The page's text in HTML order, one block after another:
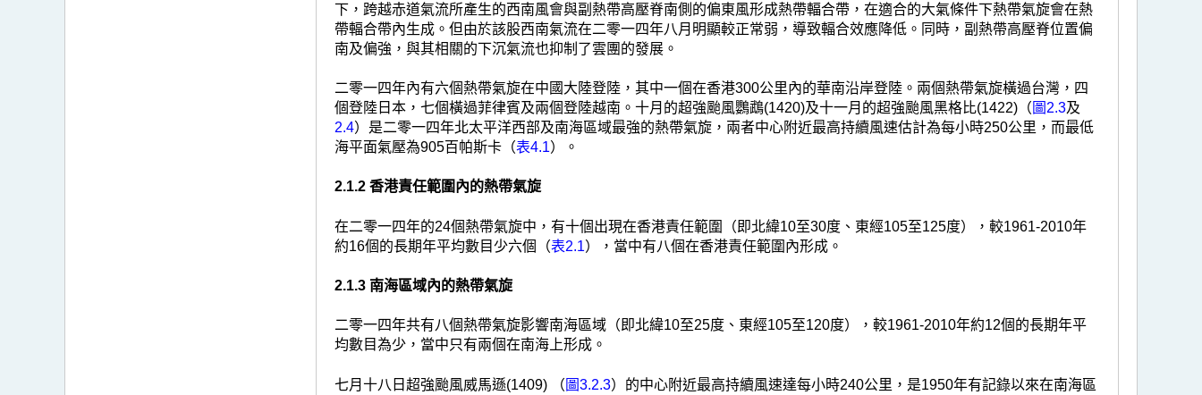
下，跨越赤道氣流所產生的西南風會與副熱帶高壓脊南側的偏東風形成熱帶輻合帶，在適合的大氣條件下熱帶氣旋會在熱
帶輻合帶內生成。但由於該股西南氣流在二零一四年八月明顯較正常弱，導致輻合效應降低。同時，副熱帶高壓脊位置偏
南及偏強，與其相關的下沉氣流也抑制了雲團的發展。
二零一四年內有六個熱帶氣旋在中國大陸登陸，其中一個在香港300公里內的華南沿岸登陸。兩個熱帶氣旋橫過台灣，四
個登陸日本，七個橫過菲律賓及兩個登陸越南。十月的超強颱風鸚鵡(1420)及十一月的超強颱風黑格比(1422)（ 圖2.3及
2.4）是二零一四年北太平洋西部及南海區域最強的熱帶氣旋，兩者中心附近最高持續風速估計為每小時250公里，而最低
海平面氣壓為905百帕斯卡（表4.1）。
2.1.2 香港責任範圍內的熱帶氣旋
在二零一四年的24個熱帶氣旋中，有十個出現在香港責任範圍（即北緯10至30度、東經105至125度），較1961-2010年
約16個的長期年平均數目少六個（表2.1），當中有八個在香港責任範圍內形成。
2.1.3 南海區域內的熱帶氣旋
二零一四年共有八個熱帶氣旋影響南海區域（即北緯10至25度、東經105至120度），較1961-2010年約12個的長期年平
均數目為少，當中只有兩個在南海上形成。
七月十八日超強颱風威馬遜(1409) （ 圖3.2.3）的中心附近最高持續風速達每小時240公里，是1950年有記錄以來在南海區